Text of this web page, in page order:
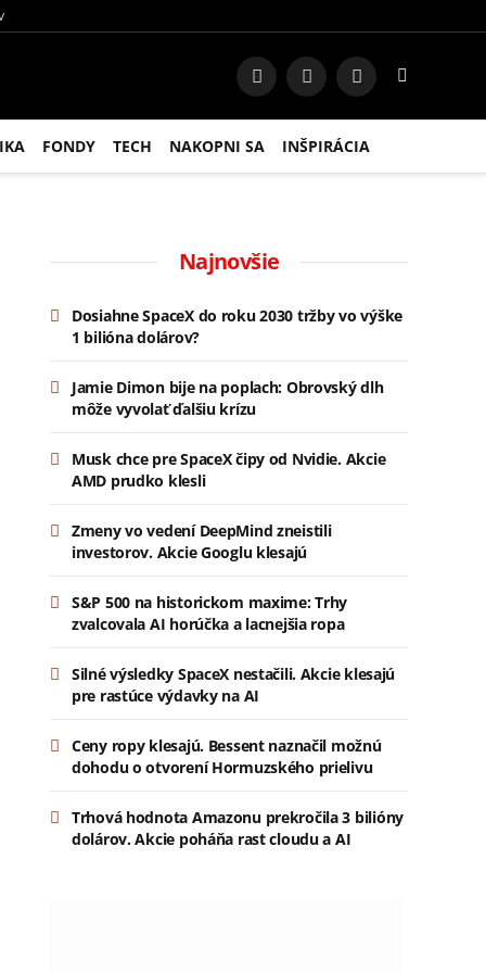
FacebookInstagram
RSS
FONDY TECH NAKOPNI SA INŠPIRÁCIA
Najnovšie
Dosiahne SpaceX do roku 2030 tržby vo výške
1 bilióna dolárov?
Jamie Dimon bije na poplach: Obrovský dlh
môže vyvolať ďalšiu krízu
Musk chce pre SpaceX čipy od Nvidie. Akcie
AMD prudko klesli
Zmeny vo vedení DeepMind zneistili
investorov. Akcie Googlu klesajú
S&P 500 na historickom maxime: Trhy
zvalcovala AI horúčka a lacnejšia ropa
Silné výsledky SpaceX nestačili. Akcie klesajú
pre rastúce výdavky na AI
Ceny ropy klesajú. Bessent naznačil možnú
dohodu o otvorení Hormuzského prielivu
Trhová hodnota Amazonu prekročila 3 bilióny
dolárov. Akcie poháňa rast cloudu a AI